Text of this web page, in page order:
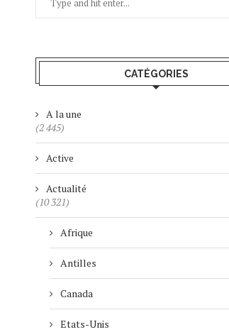
CATÉGORIES
A la une
(2 445)
Active
Actualité
(10 321)
Afrique
Antilles
Canada
Etats-Unis